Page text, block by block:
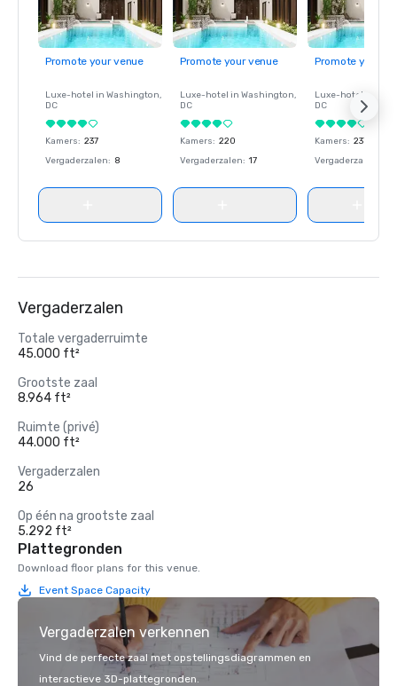
Promote your venue
Luxe-hotel in Washington,
DC
Kamers: 237
Vergaderzalen: 8
Promote your venue
Luxe-hotel in Washington,
DC
Kamers: 220
Vergaderzalen: 17
Promote your
Luxe-hotel in
DC
Kamers: 237
Vergaderzalen
Vergaderzalen
Totale vergaderruimte
45.000 ft²
Grootste zaal
8.964 ft²
Ruimte (privé)
44.000 ft²
Vergaderzalen
26
Op één na grootste zaal
5.292 ft²
Plattegronden
Download floor plans for this venue.
Event Space Capacity
Vergaderzalen verkennen
Vind de perfecte zaal met opstellingsdiagrammen en
interactieve 3D-plattegronden.